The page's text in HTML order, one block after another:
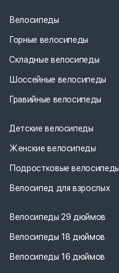
Велосипеды
Горные велосипеды
Складные велосипеды
Шоссейные велосипеды
Гравийные велосипеды
Детские велосипеды
Женские велосипеды
Подростковые велосипеды
Велосипед для взрослых
Велосипеды 29 дюймов
Велосипеды 18 дюймов
Велосипеды 16 дюймов